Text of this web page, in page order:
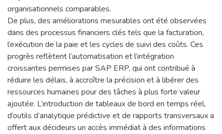
organisationnels comparables.
De plus, des améliorations mesurables ont été observées
dans des processus financiers clés tels que la facturation,
l’exécution de la paie et les cycles de suivi des coûts. Ces
progrès reflètent l’automatisation et l’intégration
croissantes permises par SAP ERP, qui ont contribué à
réduire les délais, à accroître la précision et à libérer des
ressources humaines pour des tâches à plus forte valeur
ajoutée. L’introduction de tableaux de bord en temps réel,
d’outils d’analytique prédictive et de rapports transversaux a
offert aux décideurs un accès immédiat à des informations